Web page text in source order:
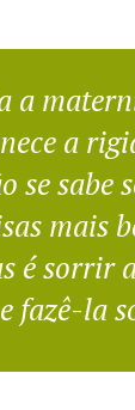
a
a
se sabe
mais
é sorrir
fazê-la